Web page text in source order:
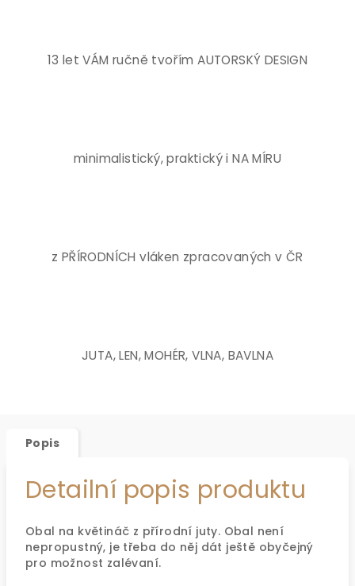
13 let VÁM ručně tvořím AUTORSKÝ DESIGN
minimalistický, praktický i NA MÍRU
z PŘÍRODNÍCH vláken zpracovaných v ČR
JUTA, LEN, MOHÉR, VLNA, BAVLNA
Popis
Detailní popis produktu
Obal na květináč z přírodní juty. Obal není
nepropustný, je třeba do něj dát ještě obyčejný
pro možnost zalévaní.